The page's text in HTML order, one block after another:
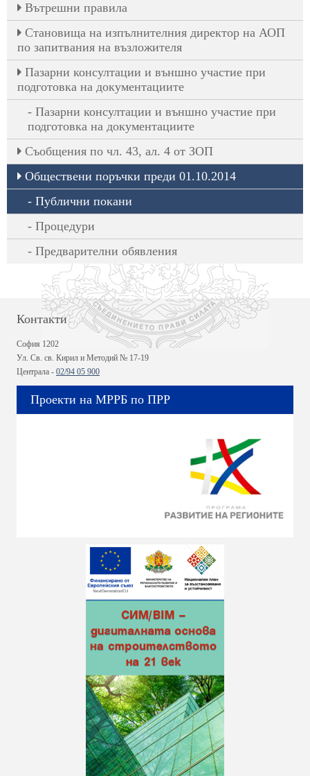
Вътрешни правила
Становища на изпълнителния директор на АОП
по запитвания на възложителя
Пазарни консултации и външно участие при
подготовка на документациите
Пазарни консултации и външно участие при
подготовка на документациите
Съобщения по чл. 43, ал. 4 от ЗОП
Обществени поръчки преди 01.10.2014
Публични покани
Процедури
Предварителни обявления
Контакти
София 1202
Ул. Св. св. Кирил и Методий № 17-19
Централа - 02/94 05 900
Проекти на МРРБ по ПРР